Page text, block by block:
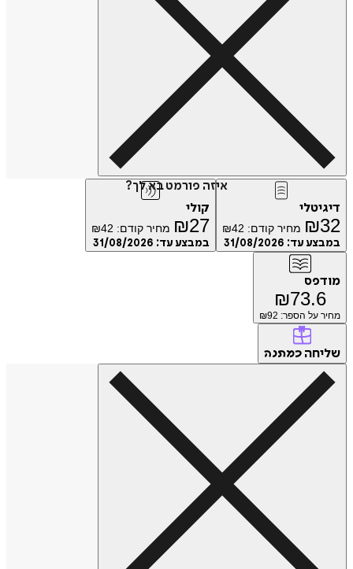
איזה פורמט בא לך?
דיגיטלי
₪32 מחיר קודם: ₪42
במבצע עד: 31/08/2026
קולי
₪27 מחיר קודם: ₪42
במבצע עד: 31/08/2026
מודפס
₪73.6
מחיר על הספר: ₪ 92
שליחה כמתנה